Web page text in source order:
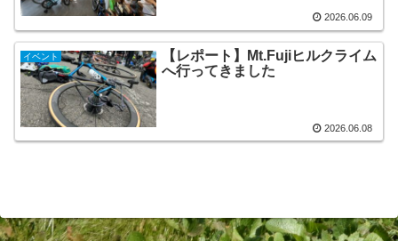
2026.06.09
イベント
【レポート】Mt.Fujiヒルクライム
へ行ってきました
2026.06.08